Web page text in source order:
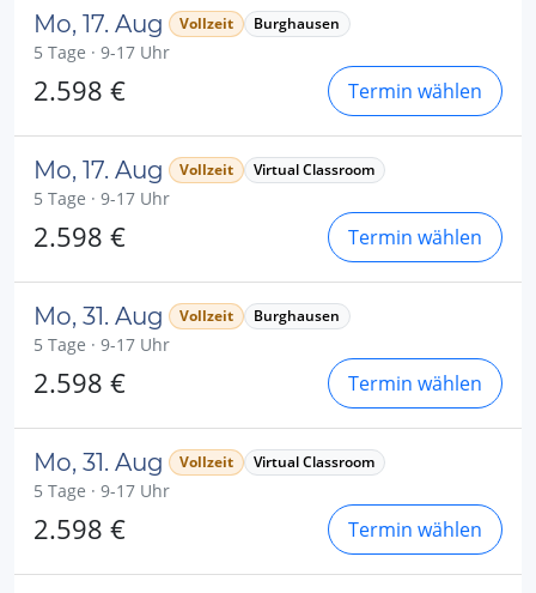
Mo, 17. Aug Vollzeit Burghausen
5 Tage · 9-17 Uhr
2.598 € Termin wählen
Mo, 17. Aug Vollzeit Virtual Classroom
5 Tage · 9-17 Uhr
2.598 € Termin wählen
Mo, 31. Aug Vollzeit Burghausen
5 Tage · 9-17 Uhr
2.598 € Termin wählen
Mo, 31. Aug Vollzeit Virtual Classroom
5 Tage · 9-17 Uhr
2.598 € Termin wählen